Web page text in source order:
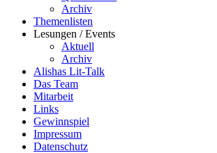
Archiv
Themenlisten
Lesungen / Events
Aktuell
Archiv
Alishas Lit-Talk
Das Team
Mitarbeit
Links
Gewinnspiel
Impressum
Datenschutz